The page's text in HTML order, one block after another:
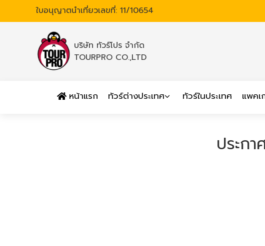
ใบอนุญาตนำเที่ยวเลขที่: 11/10654
บริษัท ทัวร์โปร จำกัด
TOURPRO CO.,LTD
หน้าแรก ทัวร์ต่างประเทศ ทัวร์ในประเทศ แพค
ประก